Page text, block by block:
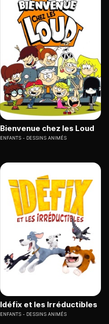
Bienvenue chez les Loud
ENFANTS DESSINS ANIMÉS
Idéfix et les Irréductibles
ENFANTS DESSINS ANIMÉS